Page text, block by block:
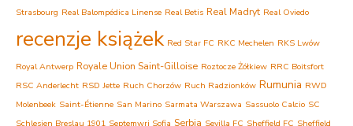
Strasbourg Real Balompédica Linense Real Betis Real Madryt Real Oviedo
recenzje książek Red Star FC RKC Mechelen RKS Lwów
Royal Antwerp Royale Union Saint-Gilloise Roztocze Żółkiew RRC Boitsfort
RSC Anderlecht RSD Jette Ruch Chorzów Ruch Radzionków Rumunia RWD
Molenbeek Saint-Étienne San Marino Sarmata Warszawa Sassuolo Calcio SC
Schlesien Breslau 1901 Septemwri Sofia Serbia Sevilla FC Sheffield FC Sheffield